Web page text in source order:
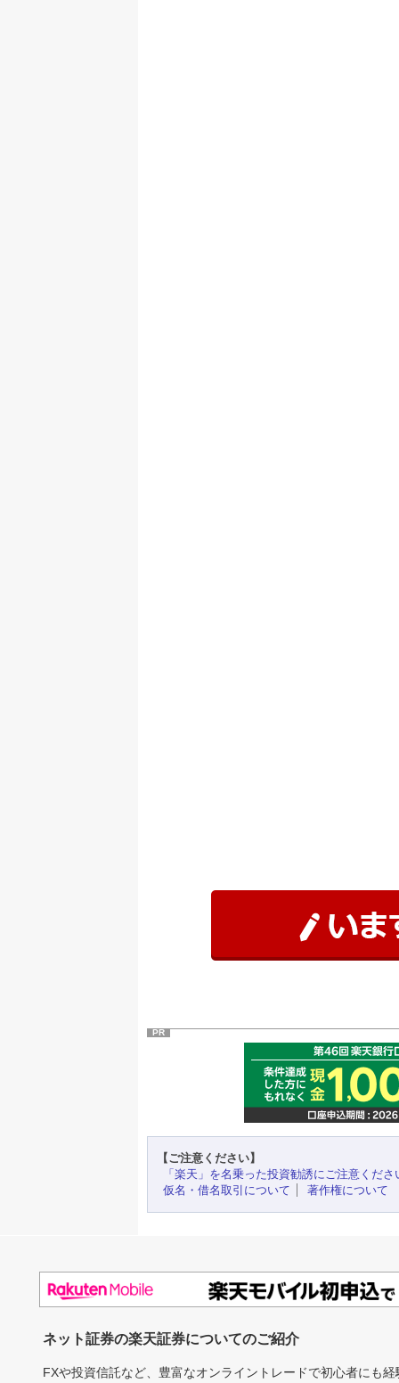
PR
【ご注意ください】
「楽天」を名乗った投資勧誘にご注意くださ
仮名・借名取引について
著作権について
ネット証券の楽天証券についてのご紹介
FXや投資信託など、豊富なオンライントレードで初心者にも